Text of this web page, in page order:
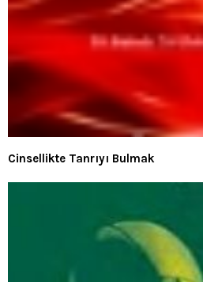
Cinsellikte Tanrıyı Bulmak